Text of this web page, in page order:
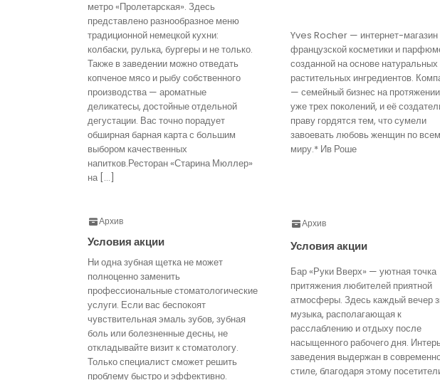
метро «Пролетарская». Здесь
представлено разнообразное меню
традиционной немецкой кухни:
колбаски, рулька, бургеры и не только.
Также в заведении можно отведать
копченое мясо и рыбу собственного
производства — ароматные
деликатесы, достойные отдельной
дегустации. Вас точно порадует
обширная барная карта с большим
выбором качественных
напитков.Ресторан «Старина Мюллер»
на […]
Yves Rocher — интернет-магазин
французской косметики и
созданной на основе натуральных
растительных ингредиентов.
— семейный бизнес на
уже трех поколений, и её
праву гордятся тем, что сумели
завоевать любовь женщин по
миру.* Ив Роше
Архив
Условия акции
Ни одна зубная щетка не может
полноценно заменить
профессиональные стоматологические
услуги. Если вас беспокоят
чувствительная эмаль зубов, зубная
боль или болезненные десны, не
откладывайте визит к стоматологу.
Только специалист сможет решить
проблему быстро и эффективно.
Архив
Условия акции
Бар «Руки Вверх» — уютная точка
притяжения любителей приятной
атмосферы. Здесь каждый вечер
музыка, располагающая к
расслаблению и отдыху после
насыщенного рабочего дня.
заведения выдержан в
стиле, благодаря этому